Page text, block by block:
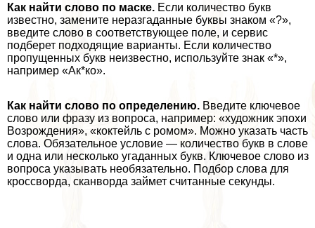
Как найти слово по маске. Если количество букв
известно, замените неразгаданные буквы знаком «?»,
введите слово в соответствующее поле, и сервис
подберет подходящие варианты. Если количество
пропущенных букв неизвестно, используйте знак «*»,
например «Ак*ко».
Как найти слово по определению. Введите ключевое
слово или фразу из вопроса, например: «художник эпохи
Возрождения», «коктейль с ромом». Можно указать часть
слова. Обязательное условие — количество букв в слове
и одна или несколько угаданных букв. Ключевое слово из
вопроса указывать необязательно. Подбор слова для
кроссворда, сканворда займет считанные секунды.